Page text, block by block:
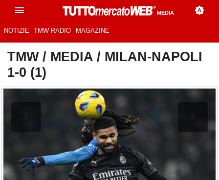
MEDIA
NOTIZIE TMW RADIO MAGAZINE
TMW/ MEDIA / MILAN-NAPOLI
1-0 (1)